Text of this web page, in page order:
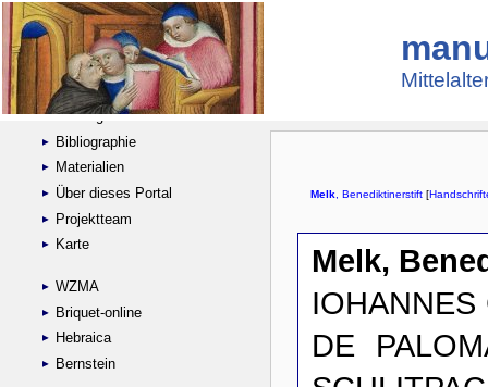
Suche
Handschriftensammlungen
Digitalisierte Handschriften
Kataloge
Bibliographie
Materialien
Über dieses Portal
Projektteam
Karte
WZMA
Briquet-online
Hebraica
Bernstein